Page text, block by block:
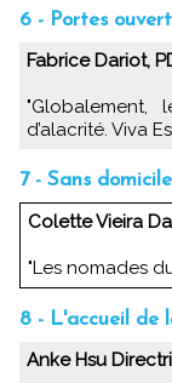
6 - Portes
Fabrice Dariot,
d’alacrité. Viva
7 - Sans
Colette Vieira
"Les nomades
8 - L'accueil de
Anke Hsu